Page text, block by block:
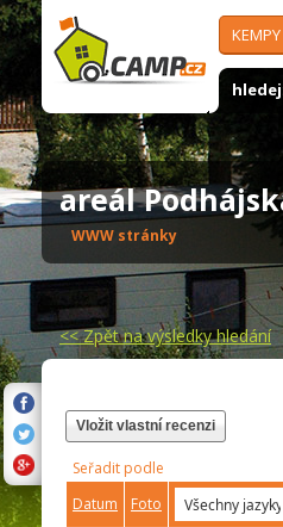
areál
WWW stránky
<<Zpět na výsledky hledání
Vložit vlastní recenzi
Seřadit podle
Datum
Foto